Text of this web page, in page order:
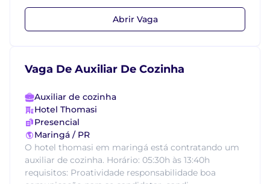
Abrir Vaga
Vaga De Auxiliar De Cozinha
Auxiliar de cozinha
Hotel Thomasi
Presencial
Maringá / PR
O hotel thomasi em maringá está contratando um
auxiliar de cozinha. Horário: 05:30h às 13:40h
requisitos: Proatividade responsabilidade boa